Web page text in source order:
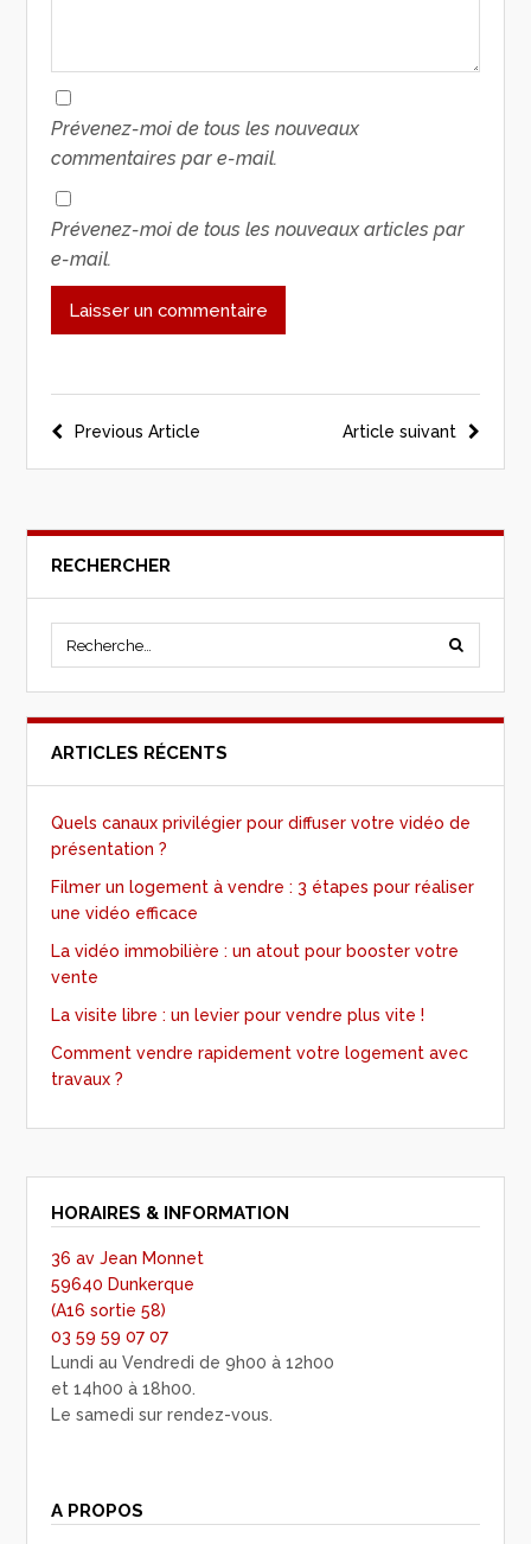
Prévenez-moi de tous les nouveaux
commentaires par e-mail.
Prévenez-moi de tous les nouveaux articles par
e-mail.
Article suivant
Previous Article
RECHERCHER
ARTICLES RÉCENTS
Quels canaux privilégier pour diffuser votre vidéo de
présentation ?
Filmer un logement à vendre : 3 étapes pour réaliser
une vidéo efficace
La vidéo immobilière : un atout pour booster votre
vente
La visite libre : un levier pour vendre plus vite !
Comment vendre rapidement votre logement avec
travaux ?
HORAIRES & INFORMATION
36 av Jean Monnet
59640 Dunkerque
(A16 sortie 58)
03 59 59 07 07
Lundi au Vendredi de 9h00 à 12h00
et 14h00 à 18h00.
Le samedi sur rendez-vous.
A PROPOS